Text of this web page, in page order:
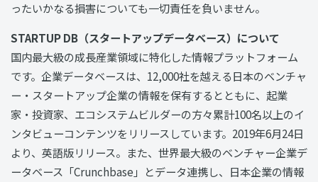
ったいかなる損害についても一切責任を負いません。
STARTUP DB（スタートアップデータベース）について
国内最大級の成長産業領域に特化した情報プラットフォーム
です。企業データベースは、12,000社を越える日本のベンチャ
ー・スタートアップ企業の情報を保有するとともに、起業
家・投資家、エコシステムビルダーの方々累計100名以上のイ
ンタビューコンテンツをリリースしています。2019年6月24日
より、英語版リリース。また、世界最大級のベンチャー企業デ
ータベース「Crunchbase」とデータ連携し、日本企業の情報